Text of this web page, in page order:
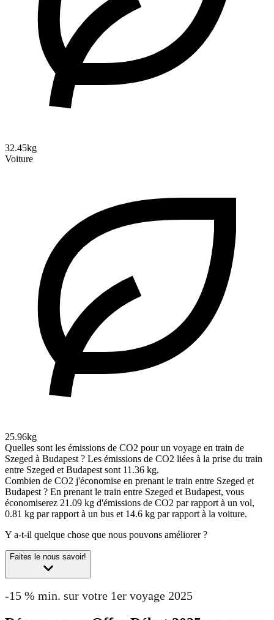
32.45kg
Voiture
25.96kg
Quelles sont les émissions de CO2 pour un voyage en train de
Szeged à Budapest ? Les émissions de CO2 liées à la prise du train
entre Szeged et Budapest sont 11.36 kg.
Combien de CO2 j'économise en prenant le train entre Szeged et
Budapest ? En prenant le train entre Szeged et Budapest, vous
économiserez 21.09 kg d'émissions de CO2 par rapport à un vol,
0.81 kg par rapport à un bus et 14.6 kg par rapport à la voiture.
Y a-t-il quelque chose que nous pouvons améliorer ?
Faites le nous savoir!
-15 % min. sur votre 1er voyage 2025